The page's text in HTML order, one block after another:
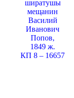
ширатушы
мещанин
Василий
Иванович
Попов,
1849 ж.
КП 8 – 16657